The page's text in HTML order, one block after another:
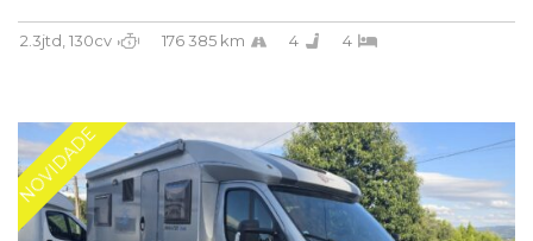
2.3jtd, 130cv 176 385 km 4 4
NOVIDADE